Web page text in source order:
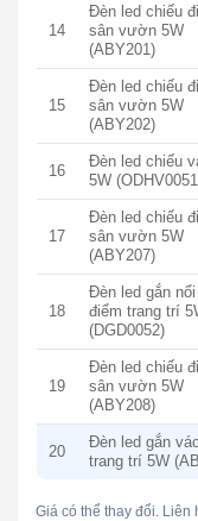
14
Đèn led chiếu
sân vườn 5W
(ABY201)
15
Đèn led chiếu
sân vườn 5W
(ABY202)
16
Đèn led chiếu
5W
17
Đèn led chiếu
sân vườn 5W
(ABY207)
18
Đèn led gắn
điểm trang trí
(DGD0052)
19
Đèn led chiếu
sân vườn 5W
(ABY208)
20
Đèn led gắn
trang trí 5W
Giá có thể thay đổi. Liên